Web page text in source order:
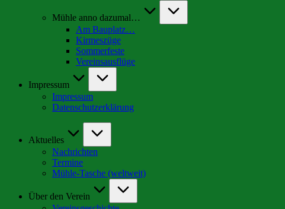
Mühle anno dazumal…
Am Bauplatz…
Kirmeszüge
Sommerfeste
Vereinsausflüge
Impressum
Impressum
Datenschutzerklärung
Aktuelles
Nachrichten
Termine
Mühle-Tasche (weltweit)
Über den Verein